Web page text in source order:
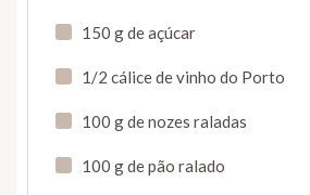
150 g de açúcar
1/2 cálice de vinho do Porto
100 g de nozes raladas
100 g de pão ralado